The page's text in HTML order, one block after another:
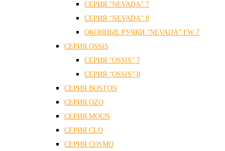
СЕРИЯ “NEVADA” 7
СЕРИЯ “NEVADA” 8
ОКОННЫЕ РУЧКИ “NEVADA” FW 7
СЕРИЯ OSSIS
СЕРИЯ “OSSIS” 7
СЕРИЯ “OSSIS” 8
СЕРИЯ ВOSTON
CЕРИЯ OZO
СЕРИЯ MOUN
СЕРИЯ CLO
СЕРИЯ COSMO